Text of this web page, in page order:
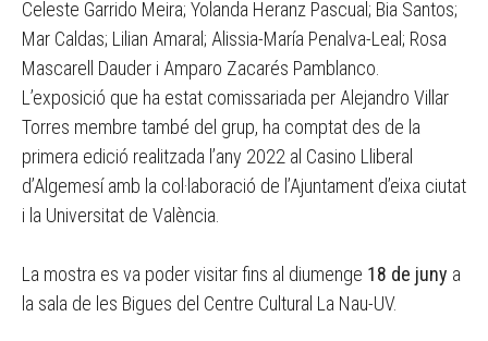
Celeste Garrido Meira; Yolanda Heranz Pascual; Bia Santos;
Mar Caldas; Lilian Amaral; Alissia-María Penalva-Leal; Rosa
Mascarell Dauder i Amparo Zacarés Pamblanco.
L’exposició que ha estat comissariada per Alejandro Villar
Torres membre també del grup, ha comptat des de la
primera edició realitzada l’any 2022 al Casino Lliberal
d’Algemesí amb la col·laboració de l’Ajuntament d’eixa ciutat
i la Universitat de València.
La mostra es va poder visitar fins al diumenge 18 de juny a
la sala de les Bigues del Centre Cultural La Nau-UV.